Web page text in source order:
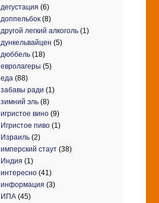
дегустация (6)
доппельбок (8)
другой легкий алкоголь (1)
дункельвайцен (5)
дюббель (18)
евролагеры (5)
еда (88)
забавы ради (1)
зимний эль (8)
игристое вино (9)
Игристое пиво (1)
Израиль (2)
имперский стаут (38)
Индия (1)
интересно (41)
информация (3)
ИПА (45)